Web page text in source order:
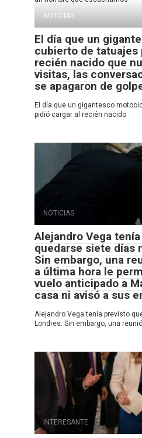
NOTICIAS
El día que un
cubierto de tatuajes
recién nacido que
visitas, las
se apagaron de
El día que un gigantesco
pidió cargar al recién nacido
NOTICIAS
Alejandro Vega
quedarse siete días
Sin embargo, una
a última hora le
vuelo anticipado a
casa ni avisó a sus
Alejandro Vega tenía previsto
Londres. Sin embargo, una
INTERESANTE